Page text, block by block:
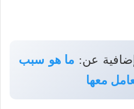
عن: ما هو سبب
معها